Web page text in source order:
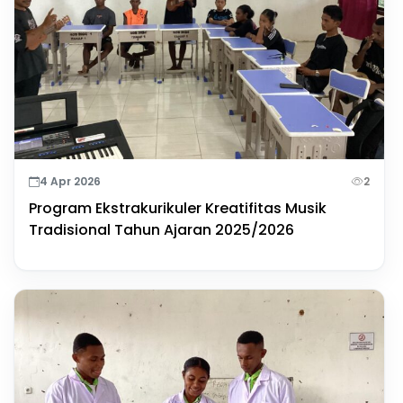
4 Apr 2026 2
Program Ekstrakurikuler Kreatifitas Musik
Tradisional Tahun Ajaran 2025/2026